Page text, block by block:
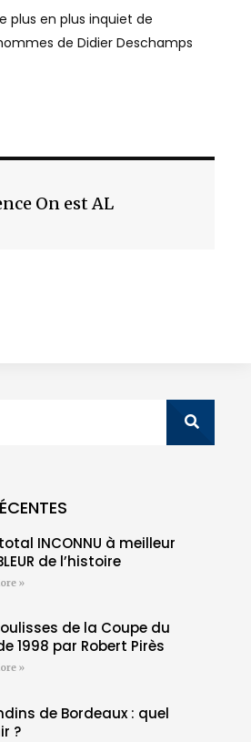
plus en plus inquiet de
de Didier Deschamps
On est AL
INCONNU à meilleur
de l’histoire
»
de la Coupe du
1998 par Robert Pirès
»
de Bordeaux : quel
?